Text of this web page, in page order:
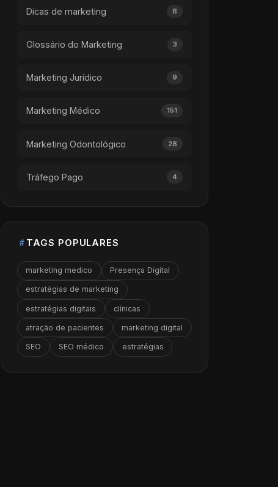
Dicas de marketing 8
Glossário do Marketing 3
Marketing Jurídico 9
Marketing Médico 151
Marketing Odontológico 28
Tráfego Pago 4
TAGS POPULARES
marketing medico Presença Digital
estratégias de marketing
estratégias digitais clínicas
atração de pacientes marketing digital
SEO SEO médico estratégias